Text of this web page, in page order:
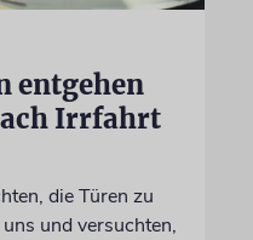
entgehen
Irrfahrt
die Türen zu
und versuchten,